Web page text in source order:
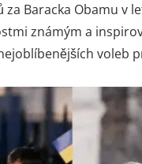
Baracka Obamu v
známým a
voleb